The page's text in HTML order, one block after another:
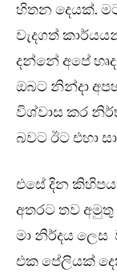
හිතන දෙයක්.
වැදගත්
දන්නේ අපේ
ඔබට නින්දා
විශ්වාස කර
බවට ඊට එහා
එසේ දින
අතරට තව
මා නිර්දය ලෙස
එක පේලියක්